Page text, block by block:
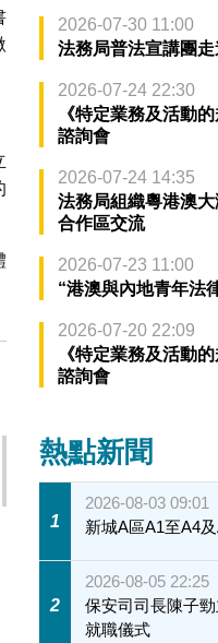
2026-07-30 11:00
法務局普法宣講團
2026-07-24 22:30
《特定業務及活動
諮詢會
2026-07-24 14:35
法務局組織粵港澳
合作區交流
2026-07-23 11:00
“港澳與內地青年法
2026-07-20 22:09
《特定業務及活動
諮詢會
熱點新聞
1
2026-08-03 09:01
新城A區A1至A4
2
2026-08-05 22:25
保安司司長陳子
就職儀式